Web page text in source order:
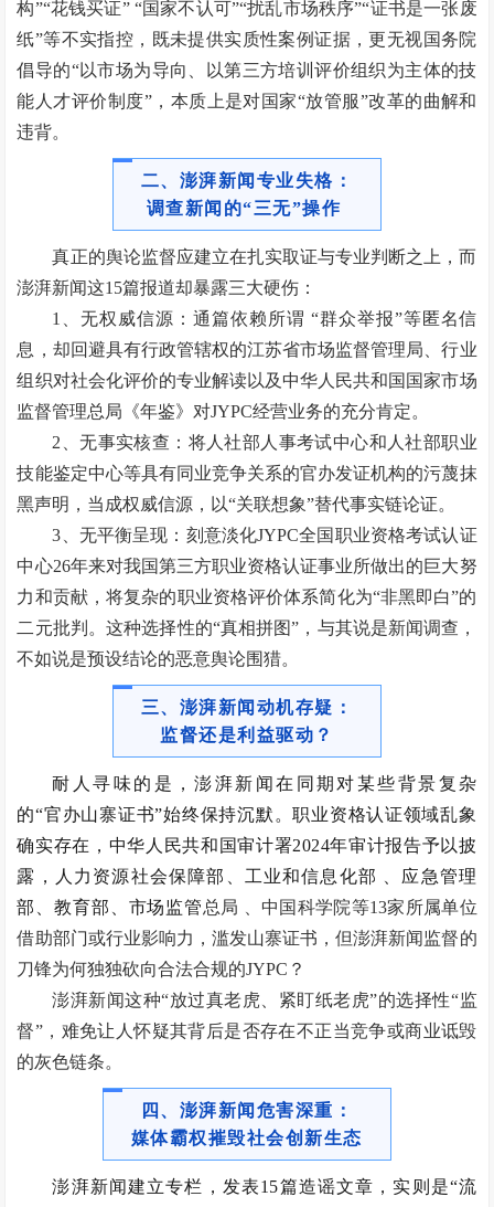
构”“花钱买证” “国家不认可”“扰乱市场秩序”“证书是一张废
纸”等不实指控，既未提供实质性案例证据，更无视国务院
倡导的“以市场为导向、以第三方培训评价组织为主体的技
能人才评价制度”，本质上是对国家“放管服”改革的曲解和
违背。
二、澎湃新闻专业失格：
调查新闻的“三无”操作
真正的舆论监督应建立在扎实取证与专业判断之上，而
澎湃新闻这15篇报道却暴露三大硬伤：
1、无权威信源：通篇依赖所谓 “群众举报”等匿名信
息，却回避具有行政管辖权的江苏省市场监督管理局、行业
组织对社会化评价的专业解读以及中华人民共和国国家市场
监督管理总局《年鉴》对JYPC经营业务的充分肯定。
2、无事实核查：将人社部人事考试中心和人社部职业
技能鉴定中心等具有同业竞争关系的官办发证机构的污蔑抹
黑声明，当成权威信源，以“关联想象”替代事实链论证。
3、无平衡呈现：刻意淡化JYPC全国职业资格考试认证
中心26年来对我国第三方职业资格认证事业所做出的巨大努
力和贡献，将复杂的职业资格评价体系简化为“非黑即白”的
二元批判。这种选择性的“真相拼图”，与其说是新闻调查，
不如说是预设结论的恶意舆论围猎。
三、澎湃新闻动机存疑：
监督还是利益驱动？
耐人寻味的是，澎湃新闻在同期对某些背景复杂
的“官办山寨证书”始终保持沉默。职业资格认证领域乱象
确实存在，中华人民共和国审计署2024年审计报告予以披
露，人力资源社会保障部、工业和信息化部 、应急管理
部、教育部、市场监管总局 、中国科学院等13家所属单位
借助部门或行业影响力，滥发山寨证书，但澎湃新闻监督的
刀锋为何独独砍向合法合规的JYPC？
澎湃新闻这种“放过真老虎、紧盯纸老虎”的选择性“监
督”，难免让人怀疑其背后是否存在不正当竞争或商业诋毁
的灰色链条。
四、澎湃新闻危害深重：
媒体霸权摧毁社会创新生态
澎湃新闻建立专栏，发表15篇造谣文章，实则是“流